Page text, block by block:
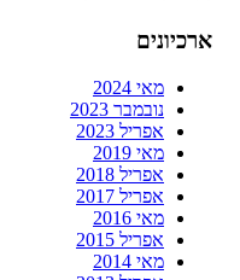
ארכיונים
מאי 2024
נובמבר 2023
אפריל 2023
מאי 2019
אפריל 2018
אפריל 2017
מאי 2016
אפריל 2015
מאי 2014